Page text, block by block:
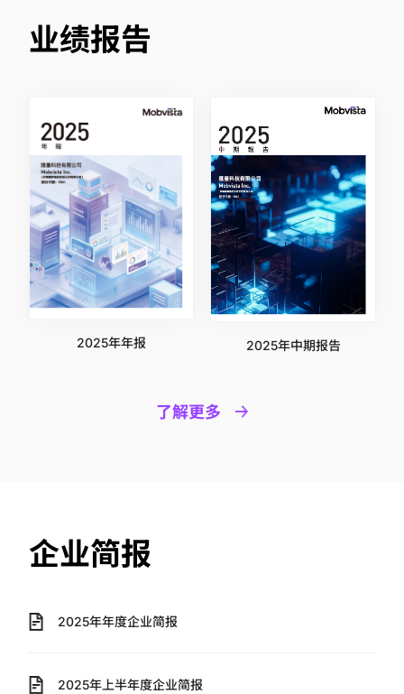
业绩报告
2025年年报 2025年中期报告
了解更多
企业简报
2025年年度企业简报
2025年上半年度企业简报